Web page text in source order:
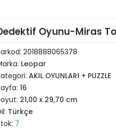
Oyunu-Miras
2018888065378
Leopar
AKIL OYUNLARI + PUZZLE
16
21,00 x 29,70 cm
Türkçe
7